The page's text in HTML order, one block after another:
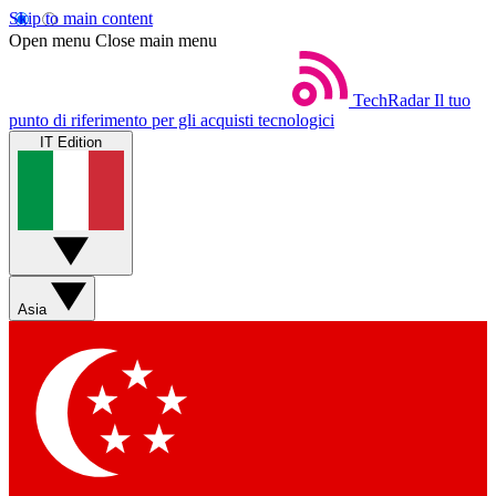
Skip to main content
Open menu Close main menu
TechRadar Il tuo
punto di riferimento per gli acquisti tecnologici
IT Edition
Asia